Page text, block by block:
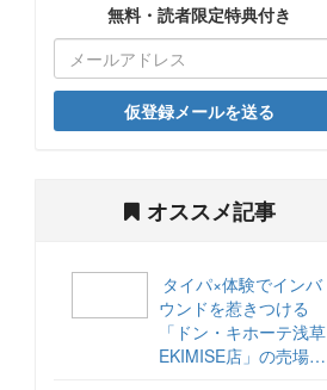
無料・読者限定特典付き
仮登録メールを送る
オススメ記事
タイパ×体験でインバ
ウンドを惹きつける
「ドン・キホーテ浅草
EKIMISE店」の売場づ